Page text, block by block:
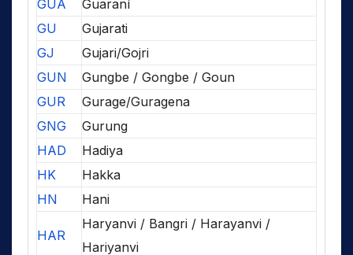
GUA
Guaraní
GU
Gujarati
GJ
Gujari/Gojri
GUN
Gungbe / Gongbe / Goun
GUR
Gurage/Guragena
GNG
Gurung
HAD
Hadiya
HK
Hakka
HN
Hani
HAR
Haryanvi / Bangri / Harayanvi /
Hariyanvi